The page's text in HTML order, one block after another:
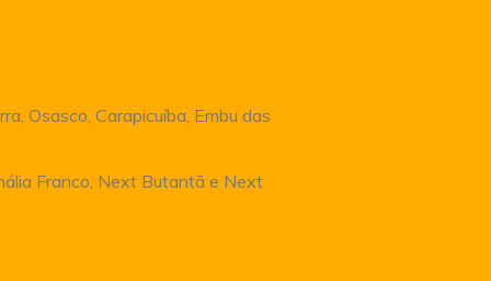
Osasco, Carapicuíba, Embu das
Franco, Next Butantã e Next